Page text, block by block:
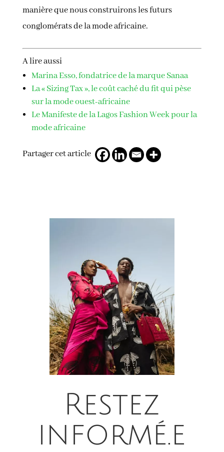
manière que nous construirons les futurs
conglomérats de la mode africaine.
A lire aussi
Marina Esso, fondatrice de la marque Sanaa
La « Sizing Tax », le coût caché du fit qui pèse
sur la mode ouest-africaine
Le Manifeste de la Lagos Fashion Week pour la
mode africaine
Partager cet article
Restez
informé.e